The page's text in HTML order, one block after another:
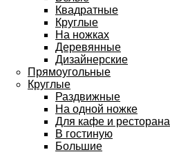
Квадратные
Круглые
На ножках
Деревянные
Дизайнерские
Прямоугольные
Круглые
Раздвижные
На одной ножке
Для кафе и ресторана
В гостиную
Большие